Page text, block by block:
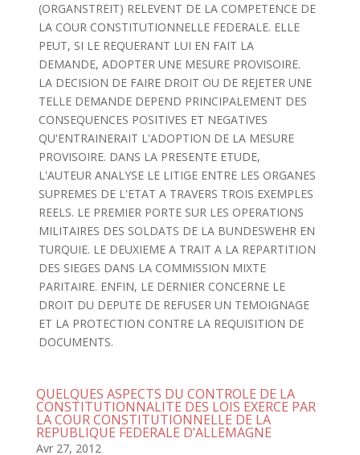
(ORGANSTREIT) RELEVENT DE LA COMPETENCE DE
LA COUR CONSTITUTIONNELLE FEDERALE. ELLE
PEUT, SI LE REQUERANT LUI EN FAIT LA
DEMANDE, ADOPTER UNE MESURE PROVISOIRE.
LA DECISION DE FAIRE DROIT OU DE REJETER UNE
TELLE DEMANDE DEPEND PRINCIPALEMENT DES
CONSEQUENCES POSITIVES ET NEGATIVES
QU'ENTRAINERAIT L'ADOPTION DE LA MESURE
PROVISOIRE. DANS LA PRESENTE ETUDE,
L'AUTEUR ANALYSE LE LITIGE ENTRE LES ORGANES
SUPREMES DE L'ETAT A TRAVERS TROIS EXEMPLES
REELS. LE PREMIER PORTE SUR LES OPERATIONS
MILITAIRES DES SOLDATS DE LA BUNDESWEHR EN
TURQUIE. LE DEUXIEME A TRAIT A LA REPARTITION
DES SIEGES DANS LA COMMISSION MIXTE
PARITAIRE. ENFIN, LE DERNIER CONCERNE LE
DROIT DU DEPUTE DE REFUSER UN TEMOIGNAGE
ET LA PROTECTION CONTRE LA REQUISITION DE
DOCUMENTS.
QUELQUES ASPECTS DU CONTROLE DE LA
CONSTITUTIONNALITE DES LOIS EXERCE PAR
LA COUR CONSTITUTIONNELLE DE LA
REPUBLIQUE FEDERALE D’ALLEMAGNE
Avr 27, 2012